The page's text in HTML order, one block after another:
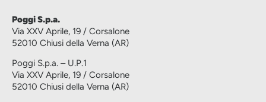
Poggi S.p.a.
Via XXV Aprile, 19 / Corsalone
52010 Chiusi della Verna (AR)
Poggi S.p.a. – U.P.1
Via XXV Aprile, 19 / Corsalone
52010 Chiusi della Verna (AR)